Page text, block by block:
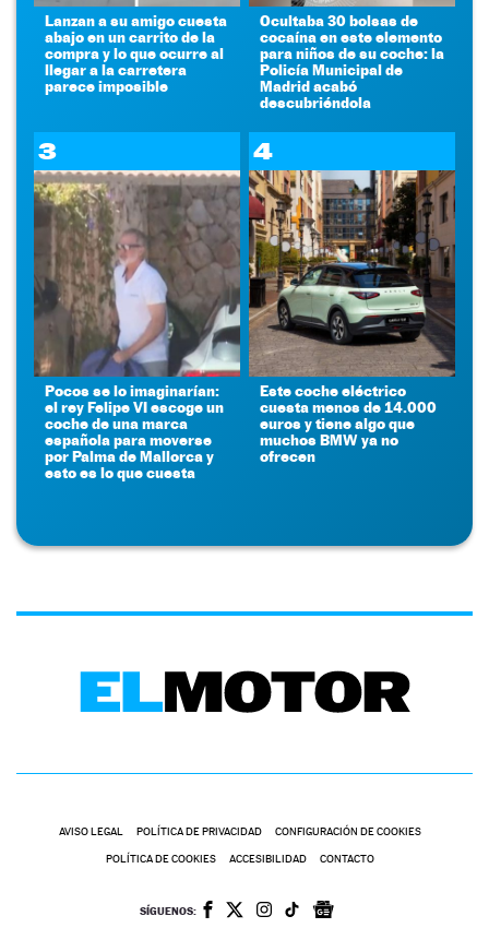
Lanzan a su amigo cuesta
abajo en un carrito de la
compra y lo que ocurre al
llegar a la carretera
parece imposible
Ocultaba 30 bolsas de
cocaína en este elemento
para niños de su coche: la
Policía Municipal de
Madrid acabó
descubriéndola
3
Pocos se lo imaginarían:
el rey Felipe VI escoge un
coche de una marca
española para moverse
por Palma de Mallorca y
esto es lo que cuesta
4
Este coche eléctrico
cuesta menos de 14.000
euros y tiene algo que
muchos BMW ya no
ofrecen
AVISO LEGAL POLÍTICA DE PRIVACIDAD CONFIGURACIÓN DE COOKIES
POLÍTICA DE COOKIES ACCESIBILIDAD CONTACTO
SÍGUENOS: